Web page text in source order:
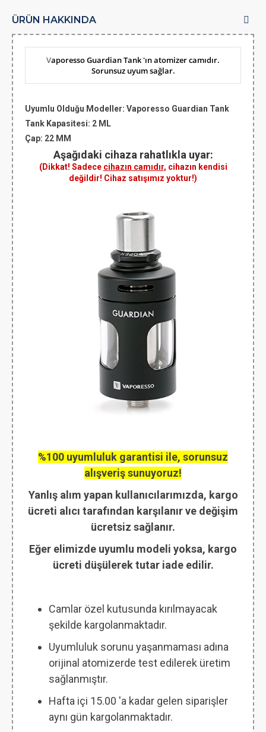
ÜRÜN HAKKINDA
Vaporesso Guardian Tank 'ın atomizer camıdır.
Sorunsuz uyum sağlar.
Uyumlu Olduğu Modeller: Vaporesso Guardian Tank
Tank Kapasitesi: 2 ML
Çap: 22 MM
Aşağıdaki cihaza rahatlıkla uyar:
(Dikkat! Sadece cihazın camıdır, cihazın kendisi
değildir! Cihaz satışımız yoktur!)
%100 uyumluluk garantisi ile, sorunsuz
alışveriş sunuyoruz!
Yanlış alım yapan kullanıcılarımızda, kargo
ücreti alıcı tarafından karşılanır ve değişim
ücretsiz sağlanır.
Eğer elimizde uyumlu modeli yoksa, kargo
ücreti düşülerek tutar iade edilir.
Camlar özel kutusunda kırılmayacak
şekilde kargolanmaktadır.
Uyumluluk sorunu yaşanmaması adına
orijinal atomizerde test edilerek üretim
sağlanmıştır.
Hafta içi 15.00 'a kadar gelen siparişler
aynı gün kargolanmaktadır.